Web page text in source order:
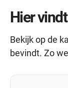
Hier
Bekijk op de
bevindt. Zo